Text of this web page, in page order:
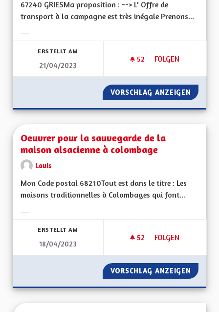
67240 GRIESMa proposition : --> L' Offre de
transport à la campagne est très inégale Prenons...
ERSTELLT AM
21/04/2023
52 52 FOLLOWER
FOLGEN
OFFRE DE
VORSCHLAG ANZEIGEN
Oeuvrer pour la sauvegarde de la
maison alsacienne à colombage
Louis
Mon Code postal 68210Tout est dans le titre : Les
maisons traditionnelles à Colombages qui font...
ERSTELLT AM
18/04/2023
52 52 FOLLOWER
FOLGEN
OEUVRER POUR
VORSCHLAG ANZEIGEN